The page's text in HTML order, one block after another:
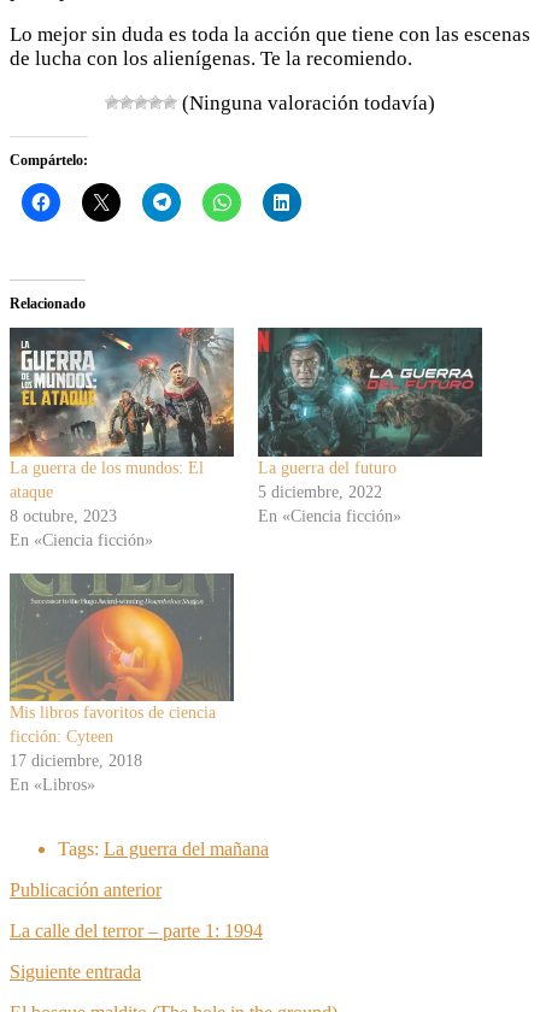
Lo mejor sin duda es toda la acción que tiene con las escenas
de lucha con los alienígenas. Te la recomiendo.
(Ninguna valoración todavía)
Compártelo:
Relacionado
La guerra de los mundos: El
ataque
8 octubre, 2023
En «Ciencia ficción»
La guerra del futuro
5 diciembre, 2022
En «Ciencia ficción»
Mis libros favoritos de ciencia
ficción: Cyteen
17 diciembre, 2018
En «Libros»
Tags: La guerra del mañana
Publicación anterior
La calle del terror – parte 1: 1994
Siguiente entrada